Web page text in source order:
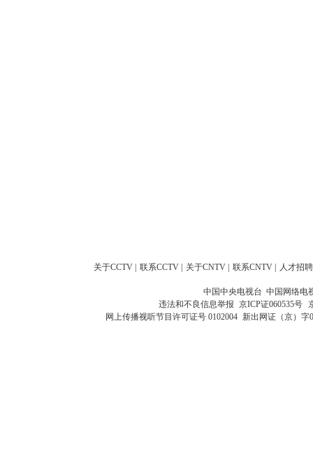
关于CCTV 联系CCTV 关于CNTV 联系CNTV 人才招聘
中国中央电视台 中国网络电
违法和不良信息举报 京ICP证060535号
网上传播视听节目许可证号 0102004 新出网证（京）